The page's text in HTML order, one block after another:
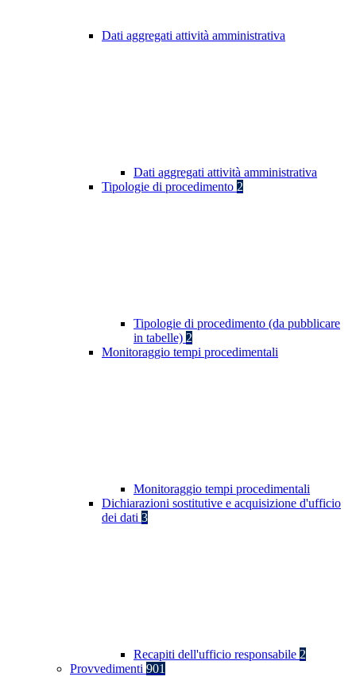
Dati aggregati attività amministrativa
Dati aggregati attività amministrativa
Tipologie di procedimento 2
Tipologie di procedimento (da pubblicare
in tabelle) 2
Monitoraggio tempi procedimentali
Monitoraggio tempi procedimentali
Dichiarazioni sostitutive e acquisizione d'ufficio
dei dati 3
Recapiti dell'ufficio responsabile 2
Provvedimenti 901